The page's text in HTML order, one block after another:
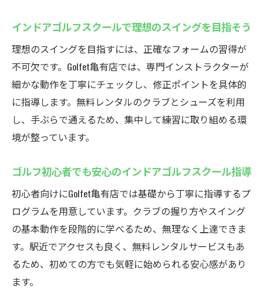
インドアゴルフスクールで理想のスイングを目指そう
理想のスイングを目指すには、正確なフォームの習得が
不可欠です。Golfet亀有店では、専門インストラクターが
細かな動作を丁寧にチェックし、修正ポイントを具体的
に指導します。無料レンタルのクラブとシューズを利用
し、手ぶらで通えるため、集中して練習に取り組める環
境が整っています。
ゴルフ初心者でも安心のインドアゴルフスクール指導
初心者向けにGolfet亀有店では基礎から丁寧に指導するプ
ログラムを用意しています。クラブの握り方やスイング
の基本動作を段階的に学べるため、無理なく上達できま
す。駅近でアクセスも良く、無料レンタルサービスもあ
るため、初めての方でも気軽に始められる安心感があり
ます。